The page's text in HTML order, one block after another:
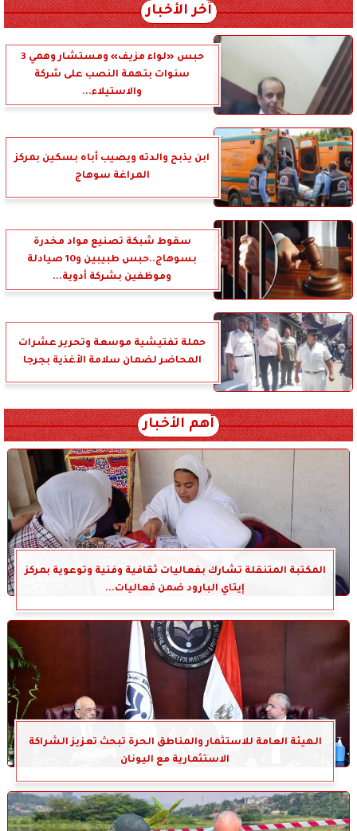
آخر الأخبار
حبس «لواء مزيف» ومستشار وهمي 3
سنوات بتهمة النصب على شركة
والاستيلاء...
ابن يذبح والدته ويصيب أباه بسكين بمركز
المراغة سوهاج
سقوط شبكة تصنيع مواد مخدرة
بسوهاج..حبس طبيبين و10 صيادلة
وموظفين بشركة أدوية...
حملة تفتيشية موسعة وتحرير عشرات
المحاضر لضمان سلامة الأغذية بجرجا
أهم الأخبار
المكتبة المتنقلة تشارك بفعاليات ثقافية وفنية وتوعوية بمركز
إيتاي البارود ضمن فعاليات...
الهيئة العامة للاستثمار والمناطق الحرة تبحث تعزيز الشراكة
الاستثمارية مع اليونان